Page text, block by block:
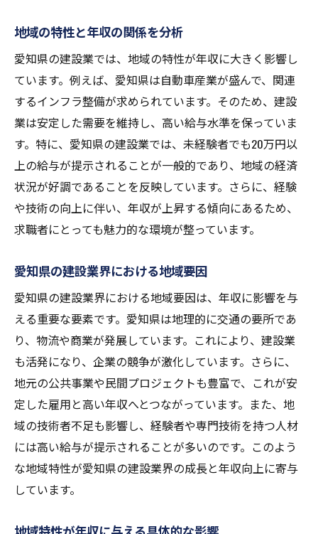
地域の特性と年収の関係を分析
愛知県の建設業では、地域の特性が年収に大きく影響し
ています。例えば、愛知県は自動車産業が盛んで、関連
するインフラ整備が求められています。そのため、建設
業は安定した需要を維持し、高い給与水準を保っていま
す。特に、愛知県の建設業では、未経験者でも20万円以
上の給与が提示されることが一般的であり、地域の経済
状況が好調であることを反映しています。さらに、経験
や技術の向上に伴い、年収が上昇する傾向にあるため、
求職者にとっても魅力的な環境が整っています。
愛知県の建設業界における地域要因
愛知県の建設業界における地域要因は、年収に影響を与
える重要な要素です。愛知県は地理的に交通の要所であ
り、物流や商業が発展しています。これにより、建設業
も活発になり、企業の競争が激化しています。さらに、
地元の公共事業や民間プロジェクトも豊富で、これが安
定した雇用と高い年収へとつながっています。また、地
域の技術者不足も影響し、経験者や専門技術を持つ人材
には高い給与が提示されることが多いのです。このよう
な地域特性が愛知県の建設業界の成長と年収向上に寄与
しています。